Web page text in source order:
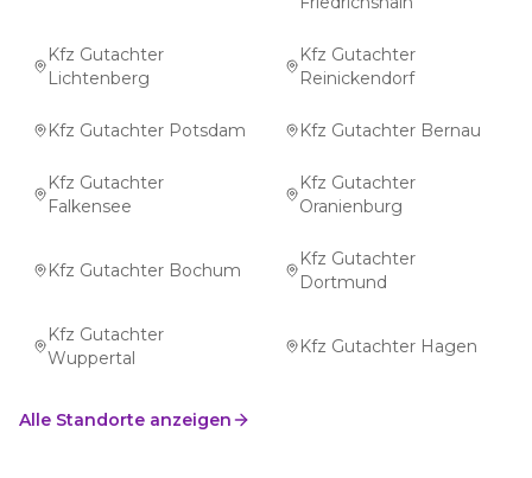
Kfz Gutachter
Lichtenberg
Kfz Gutachter
Reinickendorf
Kfz Gutachter Potsdam Kfz Gutachter Bernau
Kfz Gutachter
Falkensee
Kfz Gutachter
Oranienburg
Kfz Gutachter Bochum
Kfz Gutachter
Dortmund
Kfz Gutachter
Wuppertal
Kfz Gutachter Hagen
Alle Standorte anzeigen